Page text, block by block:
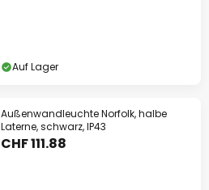
Auf Lager
Außenwandleuchte Norfolk, halbe
Laterne, schwarz, IP43
CHF 111.88